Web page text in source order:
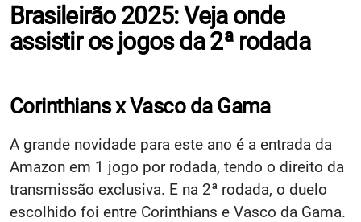
Brasileirão 2025: Veja onde
assistir os jogos da 2ª rodada
Corinthians x Vasco da Gama
A grande novidade para este ano é a entrada da
Amazon em 1 jogo por rodada, tendo o direito da
transmissão exclusiva. E na 2ª rodada, o duelo
escolhido foi entre Corinthians e Vasco da Gama.